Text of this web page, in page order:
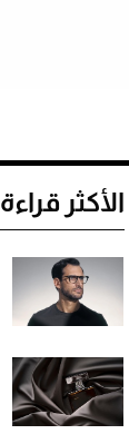
الأكثر قراءة